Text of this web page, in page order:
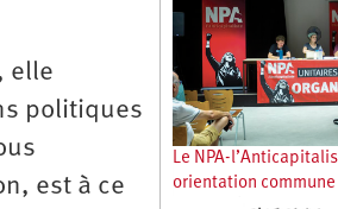
elle
politiques
est à ce
Le NPA-
orientation